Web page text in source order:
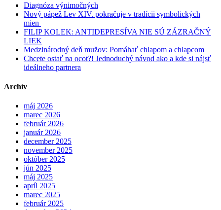
Diagnóza výnimočných
Nový pápež Lev XIV. pokračuje v tradícii symbolických
mien
FILIP KOLEK: ANTIDEPRESÍVA NIE SÚ ZÁZRAČNÝ
LIEK
Medzinárodný deň mužov: Pomáhať chlapom a chlapcom
Chcete ostať na ocot?! Jednoduchý návod ako a kde si nájsť
ideálneho partnera
Archív
máj 2026
marec 2026
február 2026
január 2026
december 2025
november 2025
október 2025
jún 2025
máj 2025
apríl 2025
marec 2025
február 2025